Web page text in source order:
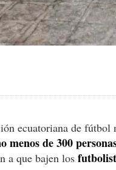
ecuatoriana de fútbol
menos de 300
a que bajen los